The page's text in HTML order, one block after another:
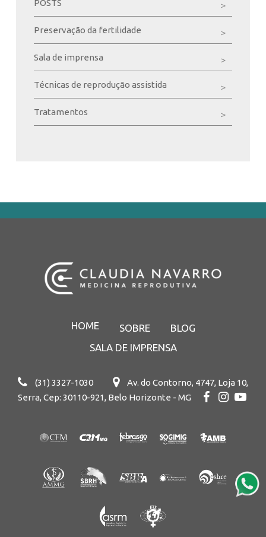
POSTS
Preservação da fertilidade
Sala de imprensa
Técnicas de reprodução assistida
Tratamentos
HOME SOBRE
BLOG
SALA DE IMPRENSA
(31) 3327-1030
Av. do Contorno, 4747, Loja 10,
Serra, Cep: 30110-921, Belo Horizonte - MG